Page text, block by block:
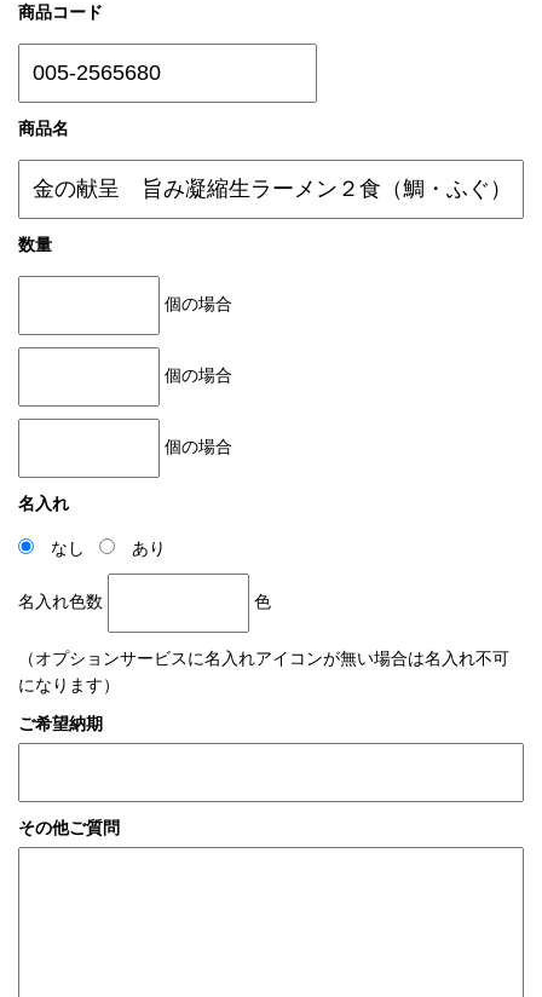
商品コード
商品名
数量
個の場合
個の場合
個の場合
名入れ
なし あり
名入れ色数 色
（オプションサービスに名入れアイコンが無い場合は名入れ不可
になります）
ご希望納期
その他ご質問